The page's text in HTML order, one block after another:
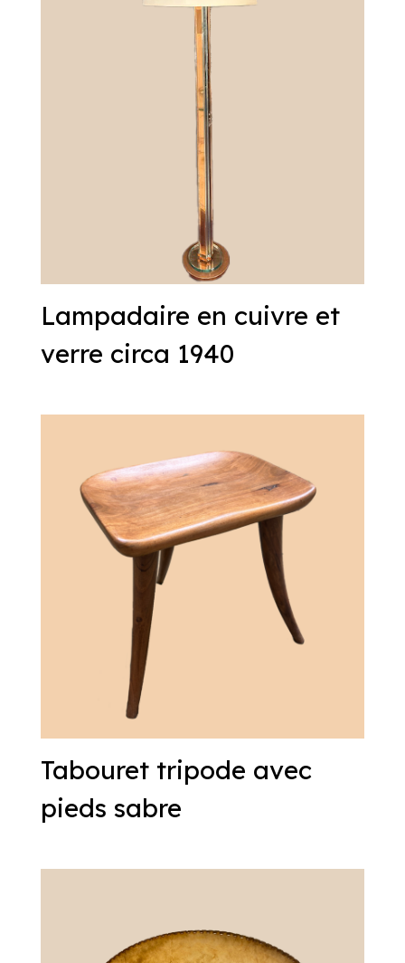
Lampadaire en cuivre et
verre circa 1940
Tabouret tripode avec
pieds sabre